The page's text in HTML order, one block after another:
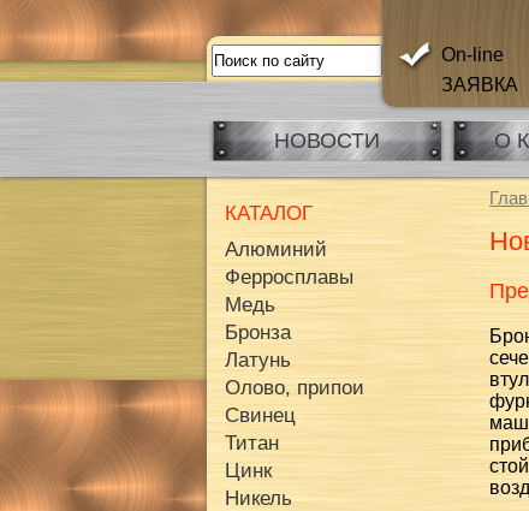
On-line
ЗАЯВКА
НОВОСТИ О
КАТАЛОГ
Алюминий
Ферросплавы
Медь
Бронза
Латунь
Олово, припои
Свинец
Титан
Цинк
Никель